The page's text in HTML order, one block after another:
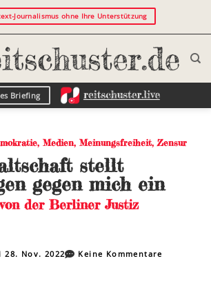
Journalismus ohne Ihre Unterstützung
Briefing
, Medien, Meinungsfreiheit, Zensur
stellt
gegen mich ein
der Berliner Justiz
28. Nov. 2022 Keine Kommentare